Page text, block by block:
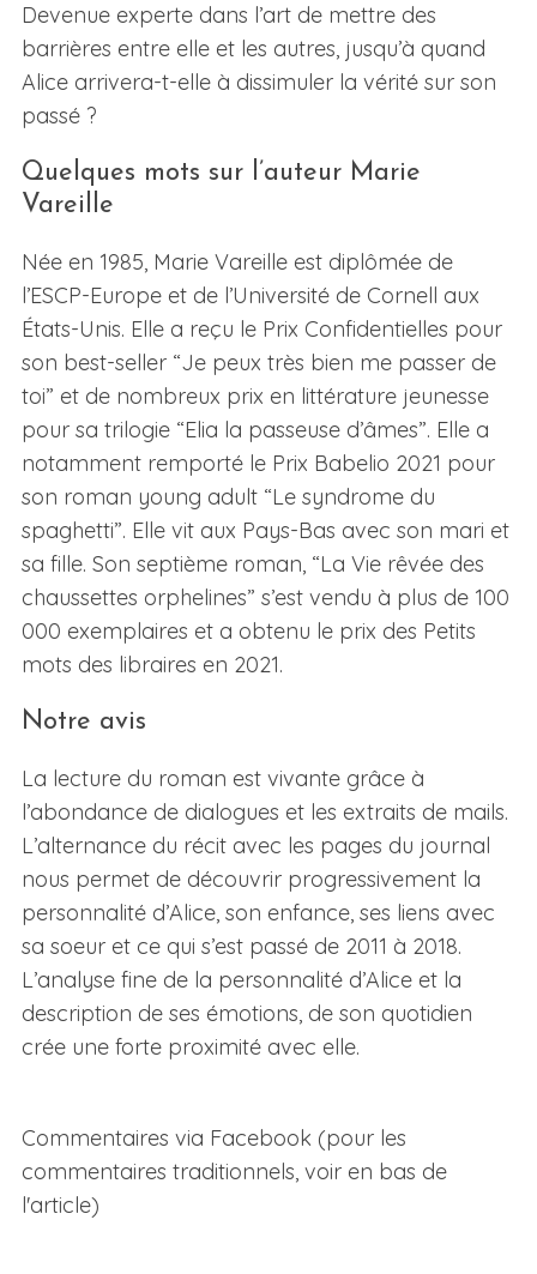
Devenue experte dans l’art de mettre des
barrières entre elle et les autres, jusqu’à quand
Alice arrivera-t-elle à dissimuler la vérité sur son
passé ?
Quelques mots sur l’auteur Marie
Vareille
Née en 1985, Marie Vareille est diplômée de
l’ESCP-Europe et de l’Université de Cornell aux
États-Unis. Elle a reçu le Prix Confidentielles pour
son best-seller “Je peux très bien me passer de
toi” et de nombreux prix en littérature jeunesse
pour sa trilogie “Elia la passeuse d’âmes”. Elle a
notamment remporté le Prix Babelio 2021 pour
son roman young adult “Le syndrome du
spaghetti”. Elle vit aux Pays-Bas avec son mari et
sa fille. Son septième roman, “La Vie rêvée des
chaussettes orphelines” s’est vendu à plus de 100
000 exemplaires et a obtenu le prix des Petits
mots des libraires en 2021.
Notre avis
La lecture du roman est vivante grâce à
l’abondance de dialogues et les extraits de mails.
L’alternance du récit avec les pages du journal
nous permet de découvrir progressivement la
personnalité d’Alice, son enfance, ses liens avec
sa soeur et ce qui s’est passé de 2011 à 2018.
L’analyse fine de la personnalité d’Alice et la
description de ses émotions, de son quotidien
crée une forte proximité avec elle.
Commentaires via Facebook (pour les
commentaires traditionnels, voir en bas de
l'article)